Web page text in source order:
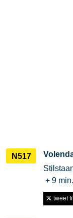
N517
+ 9 min.
tweet